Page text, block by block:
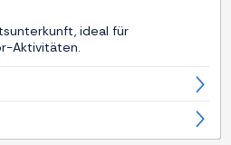
ideal für
Aktivitäten.